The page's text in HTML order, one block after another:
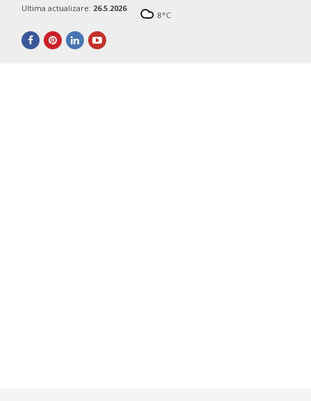
Ultima actualizare: 26.5.2026
8°C